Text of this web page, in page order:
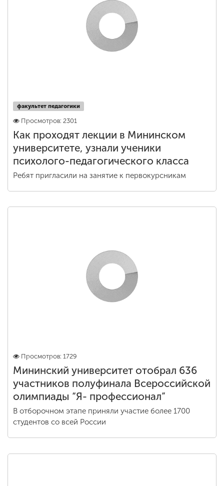
факультет педагогики
Просмотров: 2301
Как проходят лекции в Мининском
университете, узнали ученики
психолого-педагогического класса
Ребят пригласили на занятие к первокурсникам
Просмотров: 1729
Мининский университет отобрал 636
участников полуфинала Всероссийской
олимпиады “Я- профессионал”
В отборочном этапе приняли участие более 1700
студентов со всей России